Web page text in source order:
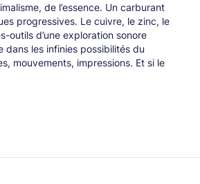
de l’essence. Un carburant
progressives. Le cuivre, le zinc, le
outils d’une exploration sonore
dans les infinies possibilités du
mouvements, impressions. Et si le
?
les musiques modales et